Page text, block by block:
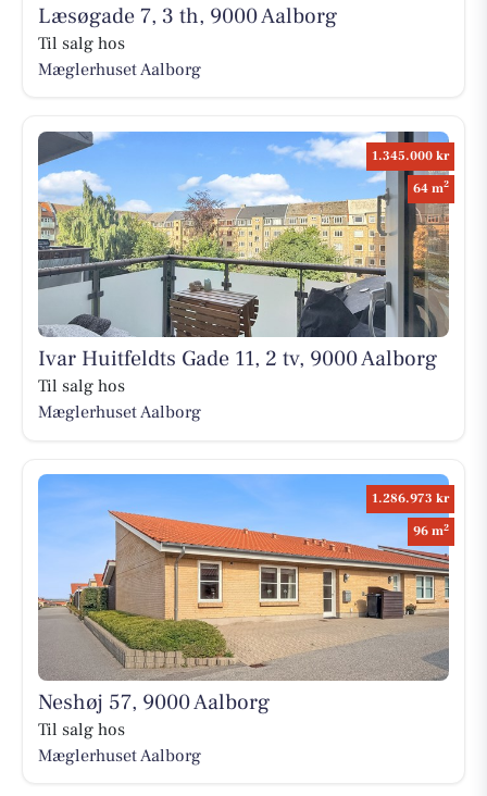
Læsøgade 7, 3 th, 9000 Aalborg
Til salg hos
Mæglerhuset Aalborg
1.345.000 kr
64 m2
Ivar Huitfeldts Gade 11, 2 tv, 9000 Aalborg
Til salg hos
Mæglerhuset Aalborg
1.286.973 kr
96 m2
Neshøj 57, 9000 Aalborg
Til salg hos
Mæglerhuset Aalborg